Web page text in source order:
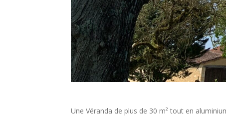
Une Véranda de plus de 30 m² tout en